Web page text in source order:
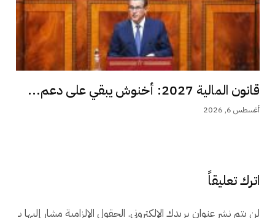
قانون المالية 2027: أخنوش يبقي على دعم...
أغسطس 6, 2026
اترك تعليقاً
لن يتم نشر عنوان بريدك الإلكتروني. الحقول الإلزامية مشار إليها بـ